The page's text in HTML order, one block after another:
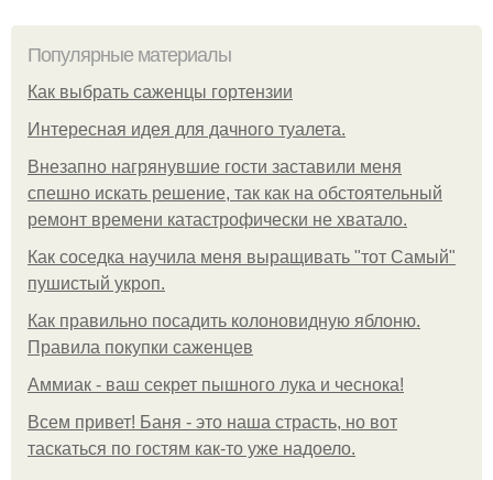
Популярные материалы
Как выбрать саженцы гортензии
Интересная идея для дачного туалета.
Внезапно нагрянувшие гости заставили меня
спешно искать решение, так как на обстоятельный
ремонт времени катастрофически не хватало.
Как соседка научила меня выращивать "тот Самый"
пушистый укроп.
Как правильно посадить колоновидную яблоню.
Правила покупки саженцев
Аммиак - ваш секрет пышного лука и чеснока!
Всем привет! Баня - это наша страсть, но вот
таскаться по гостям как-то уже надоело.